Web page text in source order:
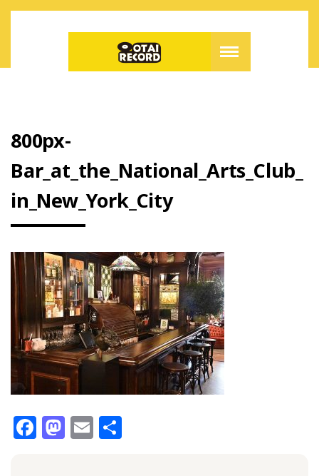
800px-
Bar_at_the_National_Arts_Club_
in_New_York_City
F M E